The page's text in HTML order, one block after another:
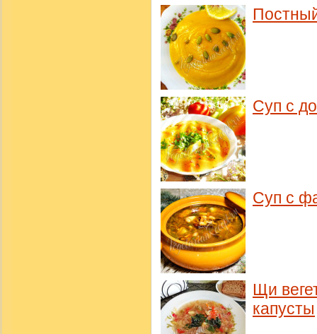
Суп с
Суп с
Щи
капусты